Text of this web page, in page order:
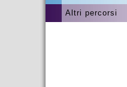
Altri percorsi